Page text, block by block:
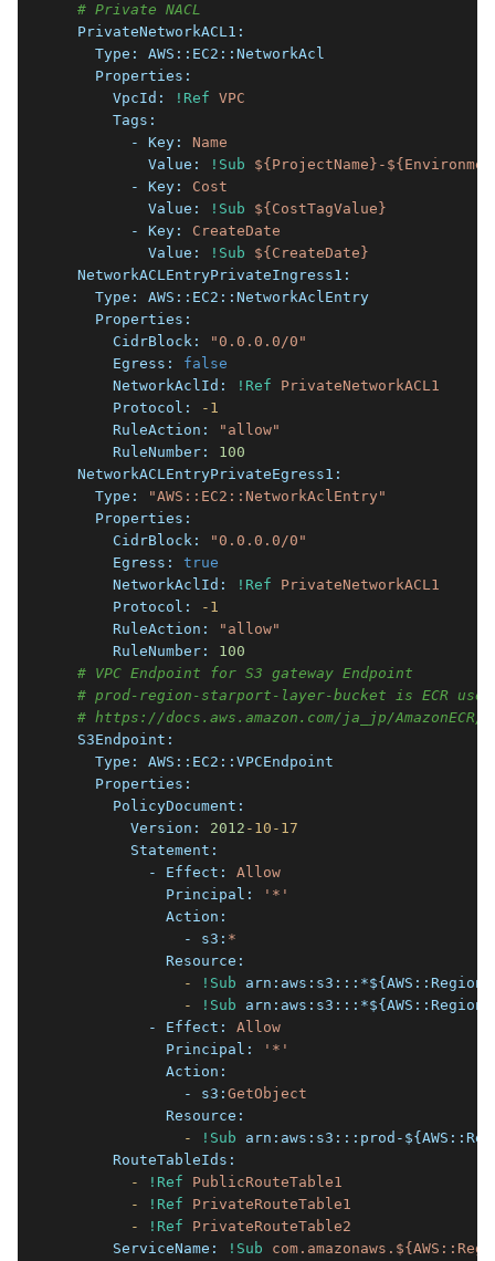
# Private NACL
  PrivateNetworkACL1:
    Type:
AWS::EC2::NetworkAcl
    Properties:
      VpcId:
!Ref
VPC
      Tags:
        - Key:
Name
          Value:
!Sub
${ProjectName}-
        - Key:
Cost
          Value:
!Sub
${CostTagValue}
        - Key:
CreateDate
          Value:
!Sub
${CreateDate}
  NetworkACLEntryPrivateIngress1:
    Type:
AWS::EC2::NetworkAclEntry
    Properties:
      CidrBlock:
"0.0.0.0/0"
      Egress:
false
      NetworkAclId:
!Ref
PrivateNetworkACL1
      Protocol:
-1
      RuleAction:
"allow"
      RuleNumber:
100
  NetworkACLEntryPrivateEgress1:
    Type:
"AWS::EC2::NetworkAclEntry"
    Properties:
      CidrBlock:
"0.0.0.0/0"
      Egress:
true
      NetworkAclId:
!Ref
PrivateNetworkACL1
      Protocol:
-1
      RuleAction:
"allow"
      RuleNumber:
100
# VPC Endpoint for S3 gateway Endpoint
# prod-region-starport-layer-bucket is ECR used
# https://docs.aws.amazon.com/ja_jp/
  S3Endpoint:
    Type:
AWS::EC2::VPCEndpoint
    Properties:
      PolicyDocument:
        Version:
2012 -10 -17
        Statement:
          - Effect:
Allow
            Principal:
'*'
            Action:
              - s3:
*
            Resource:
              -
!Sub
              -
!Sub
          - Effect:
Allow
            Principal:
'*'
            Action:
              - s3:
GetObject
            Resource:
              -
!Sub
arn:aws:s3:::prod-
      RouteTableIds:
        -
!Ref
PublicRouteTable1
        -
!Ref
PrivateRouteTable1
        -
!Ref
PrivateRouteTable2
      ServiceName:
!Sub